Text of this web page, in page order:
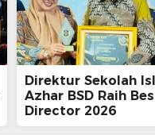
Direktur Sekolah
Azhar BSD Raih
Director 2026